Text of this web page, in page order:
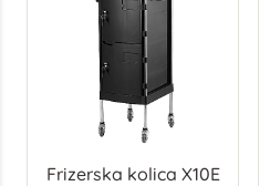
Frizerska kolica X10E